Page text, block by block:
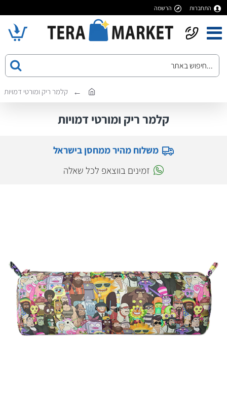
התחברות הרשמה
קלמר ריק ומורטי דמויות
קלמר ריק ומורטי דמויות
משלוח מהיר ממחסן בישראל
זמינים בווצאפ לכל שאלה